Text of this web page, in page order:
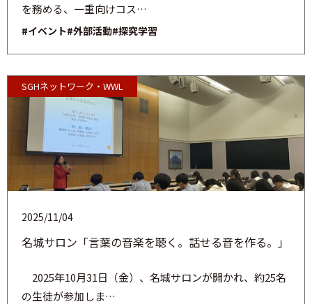
を務める、一重向けコス…
#イベント#外部活動#探究学習
名城サロン「言葉の音楽を聴く。話せる音を作る。」
2025/11/04
2025年10月31日（金）、名城サロンが開かれ、約25名
の生徒が参加しま…
SGHネットワーク・WWL